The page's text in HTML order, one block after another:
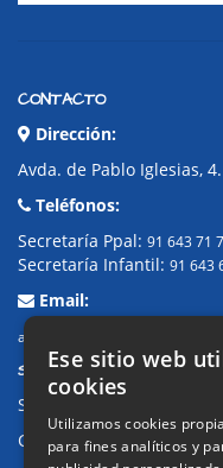
CONTACTO
Dirección:
Avda. de Pablo Iglesias,
Teléfonos:
Secretaría Ppal: 91 643 71
Secretaría Infantil: 91 643
Email:
alkor@colegioalkor.com
SUGERENCIAS Y CANAL
Sugerencias, Quejas,
Canal de denuncias
Ese sitio web
cookies
Utilizamos cookies
para fines analíticos y